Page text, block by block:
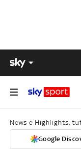
News e Highlights,
Google